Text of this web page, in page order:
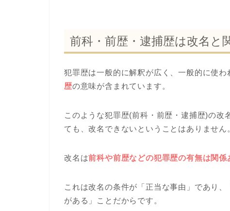
前科・前歴・逮捕歴は改名と
犯罪歴は一般的に解釈が広く、一般的に使わ
歴の意味が含まれています。
このような犯罪歴(前科・前歴・逮捕歴)の改
ても、改名できないということはありません
改名は前科や前歴などの犯罪歴の有無は関係
これは改名の条件が「正当な事由」であり
がある」ことだからです。